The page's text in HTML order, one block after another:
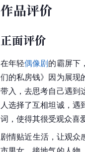
作品评价
正面评价
在年轻偶像剧的霸屏下
们的私房钱》因为展现
带入，去思考自己遇到
人选择了互相坦诚，遇
词，使得其很受观众喜
剧情贴近生活，让观众